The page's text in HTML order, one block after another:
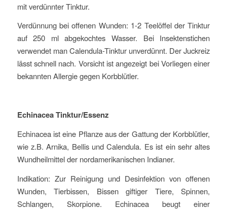
mit verdünnter Tinktur.
Verdünnung bei offenen Wunden: 1-2 Teelöffel der Tinktur
auf 250 ml abgekochtes Wasser. Bei Insektenstichen
verwendet man Calendula-Tinktur unverdünnt. Der Juckreiz
lässt schnell nach. Vorsicht ist angezeigt bei Vorliegen einer
bekannten Allergie gegen Korbblütler.
Echinacea Tinktur/Essenz
Echinacea ist eine Pflanze aus der Gattung der Korbblütler,
wie z.B. Arnika, Bellis und Calendula. Es ist ein sehr altes
Wundheilmittel der nordamerikanischen Indianer.
Indikation: Zur Reinigung und Desinfektion von offenen
Wunden, Tierbissen, Bissen giftiger Tiere, Spinnen,
Schlangen, Skorpione. Echinacea beugt einer